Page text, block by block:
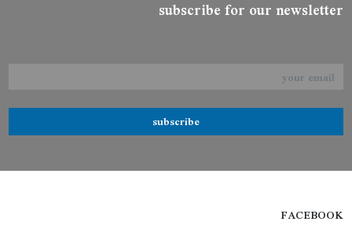
subscribe for our newsletter
subscribe
FACEBOOK